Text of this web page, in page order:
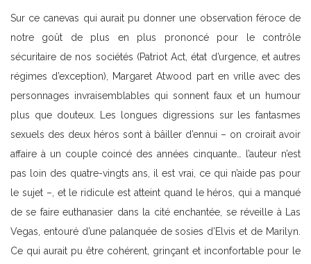
Sur ce canevas qui aurait pu donner une observation féroce de
notre goût de plus en plus prononcé pour le contrôle
sécuritaire de nos sociétés (Patriot Act, état d’urgence, et autres
régimes d’exception), Margaret Atwood part en vrille avec des
personnages invraisemblables qui sonnent faux et un humour
plus que douteux. Les longues digressions sur les fantasmes
sexuels des deux héros sont à bâiller d’ennui – on croirait avoir
affaire à un couple coincé des années cinquante… l’auteur n’est
pas loin des quatre-vingts ans, il est vrai, ce qui n’aide pas pour
le sujet –, et le ridicule est atteint quand le héros, qui a manqué
de se faire euthanasier dans la cité enchantée, se réveille à Las
Vegas, entouré d’une palanquée de sosies d’Elvis et de Marilyn.
Ce qui aurait pu être cohérent, grinçant et inconfortable pour le